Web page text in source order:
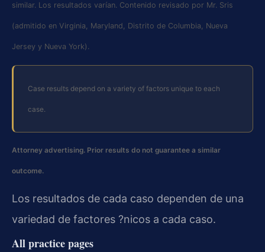
similar. Los resultados varían. Contenido revisado por Mr. Sris
(admitido en Virginia, Maryland, Distrito de Columbia, Nueva
Jersey y Nueva York).
Case results depend on a variety of factors unique to each
case.
Attorney advertising. Prior results do not guarantee a similar
outcome.
Los resultados de cada caso dependen de una
variedad de factores ?nicos a cada caso.
All practice pages